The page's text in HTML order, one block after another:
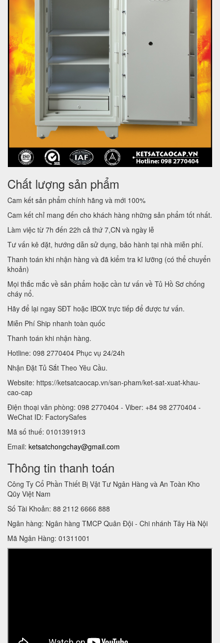
Chất lượng sản phẩm
Cam kết sản phẩm chính hãng và mới 100%
Cam kết chỉ mang đến cho khách hàng những sản phẩm tốt nhất.
Làm việc từ 7h đến 22h cả thứ 7,CN và ngày lễ
Tư vấn kê đặt, hướng dẫn sử dụng, bảo hành tại nhà miễn phí.
Thanh toán khi nhận hàng và đã kiểm tra kĩ lưỡng (có thể chuyển
khoản)
Mọi thắc mắc về sản phẩm hoặc cần tư vấn về Tủ Hồ Sơ chống
cháy nổ.
Hãy để lại ngay SĐT hoặc IBOX trực tiếp để được tư vấn.
Miễn Phí Ship nhanh toàn quốc
Thanh toán khi nhận hàng.
Hotline: 098 2770404 Phục vụ 24/24h
Nhận Đặt Tủ Sắt Theo Yêu Cầu.
Website: https://ketsatcaocap.vn/san-pham/ket-sat-xuat-khau-
cao-cap
Điện thoại văn phòng: 098 2770404 - Viber: +84 98 2770404 -
WeChat ID: FactorySafes
Mã số thuế: 0101391913
Email: ketsatchongchay@gmail.com
Thông tin thanh toán
Công Ty Cổ Phần Thiết Bị Vật Tư Ngân Hàng và An Toàn Kho
Qũy Việt Nam
Số Tài Khoản: 88 2112 6666 888
Ngân hàng: Ngân hàng TMCP Quân Đội - Chi nhánh Tây Hà Nội
Mã Ngân Hàng: 01311001